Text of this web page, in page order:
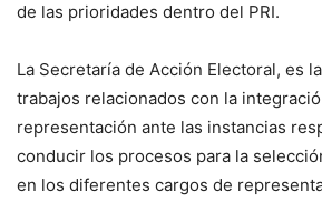
de las prioridades dentro del PRI.
La Secretaría de Acción Electoral, es
trabajos relacionados con la
representación ante las instancias
conducir los procesos para la
en los diferentes cargos de